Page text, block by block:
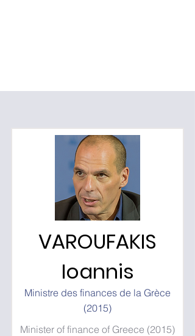
VAROUFAKIS
Ioannis
Ministre des finances de la Grèce
(2015)
Minister of finance of Greece (2015)